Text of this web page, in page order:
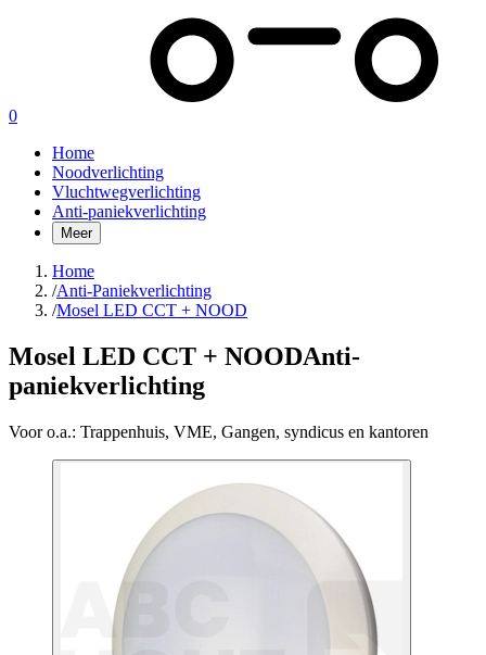
0
Home
Noodverlichting
Vluchtwegverlichting
Anti-paniekverlichting
Meer
Home
/Anti-Paniekverlichting
/Mosel LED CCT + NOOD
Mosel LED CCT + NOODAnti-
paniekverlichting
Voor o.a.: Trappenhuis, VME, Gangen, syndicus en kantoren